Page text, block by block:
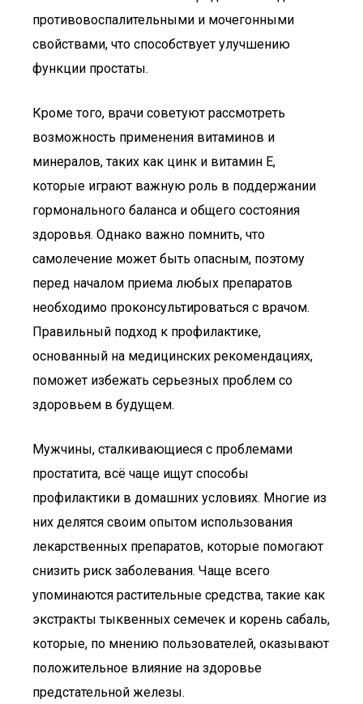
противовоспалительными и мочегонными
свойствами, что способствует улучшению
функции простаты.
Кроме того, врачи советуют рассмотреть
возможность применения витаминов и
минералов, таких как цинк и витамин Е,
которые играют важную роль в поддержании
гормонального баланса и общего состояния
здоровья. Однако важно помнить, что
самолечение может быть опасным, поэтому
перед началом приема любых препаратов
необходимо проконсультироваться с врачом.
Правильный подход к профилактике,
основанный на медицинских рекомендациях,
поможет избежать серьезных проблем со
здоровьем в будущем.
Мужчины, сталкивающиеся с проблемами
простатита, всё чаще ищут способы
профилактики в домашних условиях. Многие из
них делятся своим опытом использования
лекарственных препаратов, которые помогают
снизить риск заболевания. Чаще всего
упоминаются растительные средства, такие как
экстракты тыквенных семечек и корень сабаль,
которые, по мнению пользователей, оказывают
положительное влияние на здоровье
предстательной железы.